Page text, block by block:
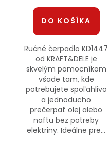
DO KOŠÍKA
Ručné čerpadlo KD1447
od KRAFT&DELE je
skvelým pomocníkom
všade tam, kde
potrebujete spoľahlivo
a jednoducho
prečerpať olej alebo
naftu bez potreby
elektriny. Ideálne pre...